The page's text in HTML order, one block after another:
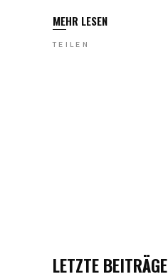
MEHR LESEN
TEILEN
LETZTE BEITRÄGE